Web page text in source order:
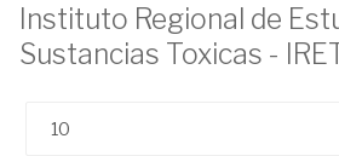
Instituto Regional de
Sustancias Toxicas -